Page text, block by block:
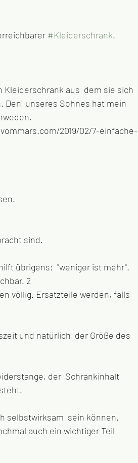
#Kleiderschrank.
Kleiderschrank aus  dem sie sich
unseres Sohnes hat mein
2019/02/7-einfache-
sind.
übrigens:  "weniger ist mehr".
2
völlig. Ersatzteile werden, falls
und natürlich  der Größe des
der  Schrankinhalt
selbstwirksam  sein können.
auch ein wichtiger Teil